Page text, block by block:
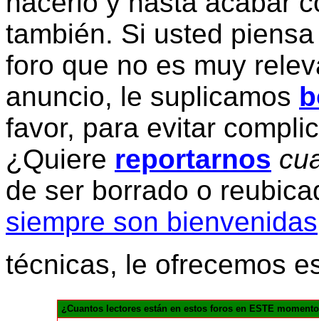
también. Si usted
foro que no es muy
anuncio, le suplicamos
favor, para evitar
¿Quiere reportarnos
de ser borrado o
siempre son bienvenidas
técnicas, le ofrecemos
¿Cuantos lectores están en estos foros en ESTE